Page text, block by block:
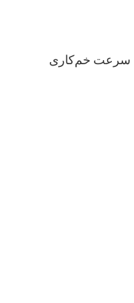
میلی‌متر در 1250 میلی‌متر را فراهم می‌کند. با سرعت خم‌کاری